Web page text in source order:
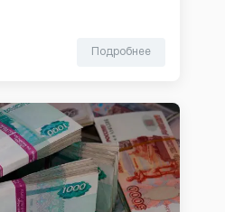
Подробнее